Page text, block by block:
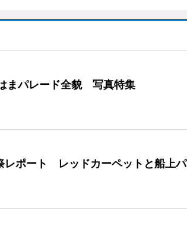
まパレード全貌 写真特集
レポート レッドカーペットと船上パ